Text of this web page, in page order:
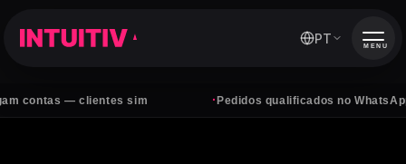
— clientes sim Pedidos qualificados no WhatsApp, todos
PT MENU